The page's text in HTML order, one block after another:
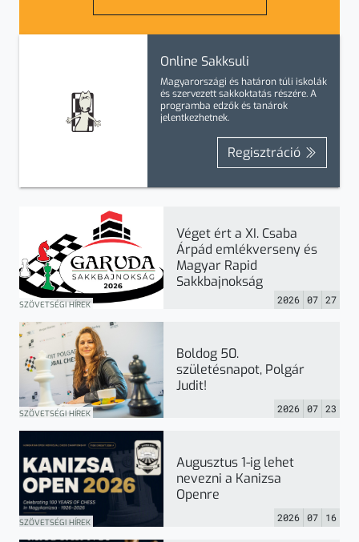
Véget ért a XI. Csaba
Árpád emlékverseny és
Magyar Rapid
Sakkbajnokság
SZÖVETSÉGI HÍREK 2026 07 27
Boldog 50.
születésnapot, Polgár
Judit!
SZÖVETSÉGI HÍREK 2026 07 23
Augusztus 1-ig lehet
nevezni a Kanizsa
Openre
SZÖVETSÉGI HÍREK 2026 07 16
Online Sakksuli
Magyarországi és határon túli iskolák
és szervezett sakkoktatás részére. A
programba edzőkéstanárok
jelentkezhetnek.
Regisztráció